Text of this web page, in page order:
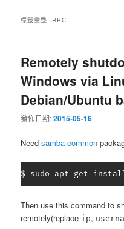
標籤彙整: RPC
Remotely
Windows via
Debian/Ubuntu
發佈日期:2015-05-16
Needsamba-common
$ sudo apt-get install
Then use this command to
remotely(replace ip,